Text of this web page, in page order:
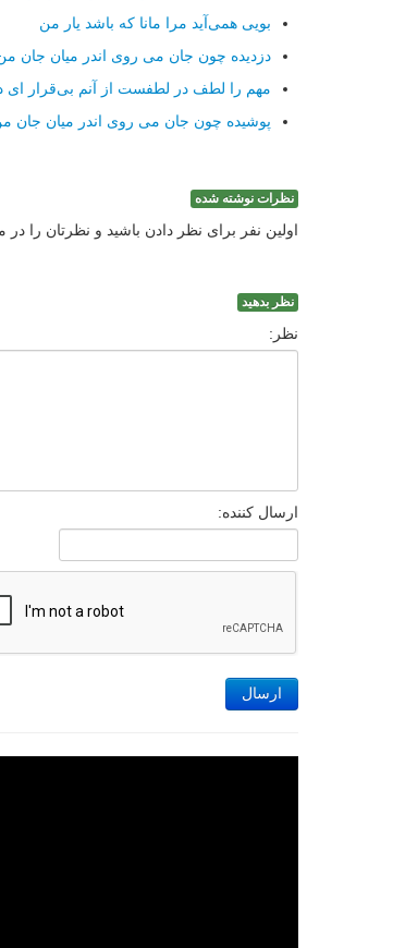
بویی همی‌آید مرا مانا كه باشد یار من
دزدیده چون جان می روی اندر میان جان
مهم را لطف در لطفست از آنم بی‌قرار ای
پوشیده چون جان می روی اندر میان جان
نظرات نوشته شده
اولین نفر برای نظر دادن باشید و نظرتان را
نظر بدهید
نظر:
ارسال کننده:
ارسال